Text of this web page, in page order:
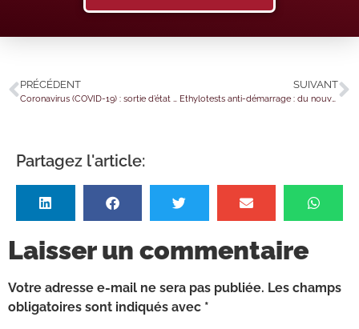
PRÉCÉDENT
Coronavirus (COVID-19) : sortie d’état d’urgence et hospitalisation à domicile
SUIVANT
Ethylotests anti-démarrage : du nouveau concernant les conditions techniques d’installation
Partagez l'article:
Laisser un commentaire
Votre adresse e-mail ne sera pas publiée. Les champs
obligatoires sont indiqués avec *